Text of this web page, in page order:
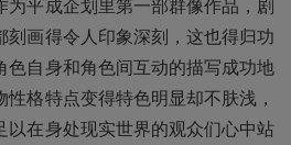
为平成企划里第一部群像作品，剧
刻画得令人印象深刻，这也得归功
色自身和角色间互动的描写成功地
格特点变得特色明显却不肤浅，
以在身处现实世界的观众们心中站